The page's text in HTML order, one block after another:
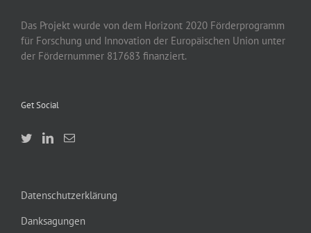
Das Projekt wurde von dem Horizont 2020 Förderprogramm
für Forschung und Innovation der Europäischen Union unter
der Fördernummer 817683 finanziert.
Get Social
Datenschutzerklärung
Danksagungen